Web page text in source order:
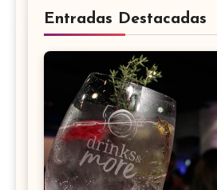
Entradas Destacadas